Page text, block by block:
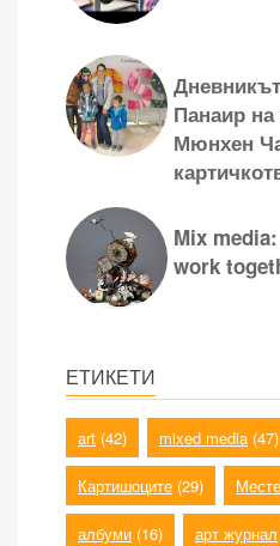
Панаир на
Мюнхен
Mix
work
ЕТИКЕТИ
art (42) mixed media (47)
Картишоците (29)
албуми (16) арт журнал